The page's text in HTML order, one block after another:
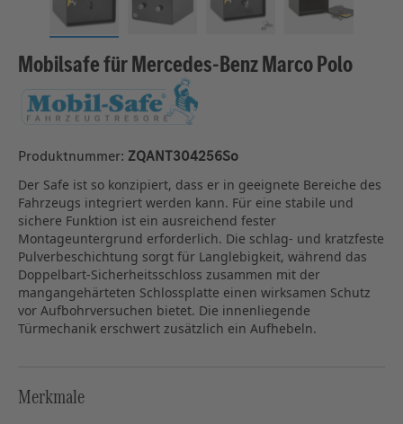
Mobilsafe für Mercedes-Benz Marco Polo
Produktnummer: ZQANT304256So
Der Safe ist so konzipiert, dass er in geeignete Bereiche des
Fahrzeugs integriert werden kann. Für eine stabile und
sichere Funktion ist ein ausreichend fester
Montageuntergrund erforderlich. Die schlag- und kratzfeste
Pulverbeschichtung sorgt für Langlebigkeit, während das
Doppelbart‑Sicherheitsschloss zusammen mit der
mangangehärteten Schlossplatte einen wirksamen Schutz
vor Aufbohrversuchen bietet. Die innenliegende
Türmechanik erschwert zusätzlich ein Aufhebeln.
Merkmale